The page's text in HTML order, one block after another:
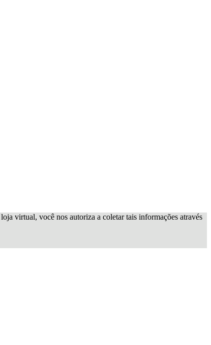
virtual, você nos autoriza a coletar tais informações através